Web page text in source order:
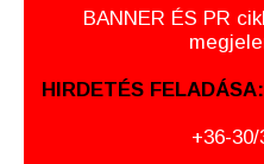
BANNER ÉS PR
HIRDETÉS FELADÁSA:
+36-